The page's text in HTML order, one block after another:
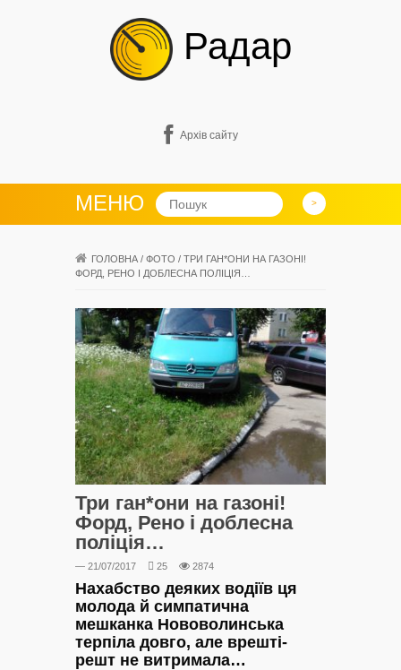
Радар
Архів сайту
МЕНЮ
ГОЛОВНА / ФОТО / ТРИ ГАН*ОНИ НА ГАЗОНІ!
ФОРД, РЕНО І ДОБЛЕСНА ПОЛІЦІЯ…
Три ган*они на газоні!
Форд, Рено і доблесна
поліція…
— 21/07/2017 25 2874
Нахабство деяких водіїв ця
молода й симпатична
мешканка Нововолинська
терпіла довго, але врешті-
решт не витримала…